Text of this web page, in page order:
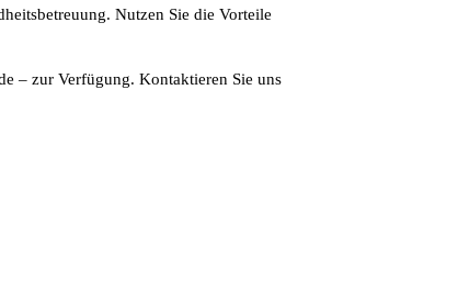
Nutzen Sie die Vorteile
– zur Verfügung. Kontaktieren Sie uns